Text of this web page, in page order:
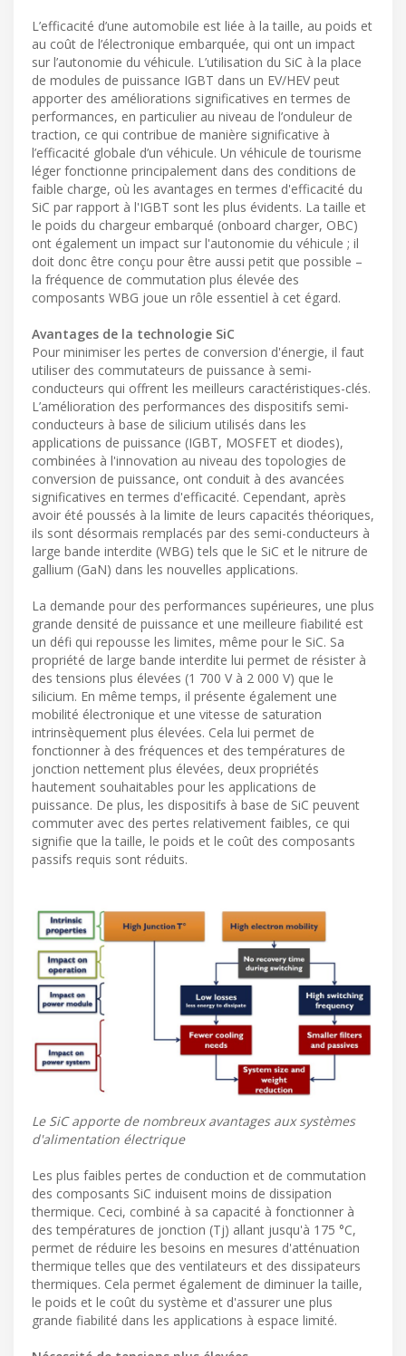
L’efficacité d’une automobile est liée à la taille, au poids et
au coût de l’électronique embarquée, qui ont un impact
sur l’autonomie du véhicule. L’utilisation du SiC à la place
de modules de puissance IGBT dans un EV/HEV peut
apporter des améliorations significatives en termes de
performances, en particulier au niveau de l’onduleur de
traction, ce qui contribue de manière significative à
l’efficacité globale d’un véhicule. Un véhicule de tourisme
léger fonctionne principalement dans des conditions de
faible charge, où les avantages en termes d'efficacité du
SiC par rapport à l'IGBT sont les plus évidents. La taille et
le poids du chargeur embarqué (onboard charger, OBC)
ont également un impact sur l'autonomie du véhicule ; il
doit donc être conçu pour être aussi petit que possible –
la fréquence de commutation plus élevée des
composants WBG joue un rôle essentiel à cet égard.
Avantages de la technologie SiC
Pour minimiser les pertes de conversion d'énergie, il faut
utiliser des commutateurs de puissance à semi-
conducteurs qui offrent les meilleurs caractéristiques-clés.
L’amélioration des performances des dispositifs semi-
conducteurs à base de silicium utilisés dans les
applications de puissance (IGBT, MOSFET et diodes),
combinées à l'innovation au niveau des topologies de
conversion de puissance, ont conduit à des avancées
significatives en termes d'efficacité. Cependant, après
avoir été poussés à la limite de leurs capacités théoriques,
ils sont désormais remplacés par des semi-conducteurs à
large bande interdite (WBG) tels que le SiC et le nitrure de
gallium (GaN) dans les nouvelles applications.
La demande pour des performances supérieures, une plus
grande densité de puissance et une meilleure fiabilité est
un défi qui repousse les limites, même pour le SiC. Sa
propriété de large bande interdite lui permet de résister à
des tensions plus élevées (1 700 V à 2 000 V) que le
silicium. En même temps, il présente également une
mobilité électronique et une vitesse de saturation
intrinsèquement plus élevées. Cela lui permet de
fonctionner à des fréquences et des températures de
jonction nettement plus élevées, deux propriétés
hautement souhaitables pour les applications de
puissance. De plus, les dispositifs à base de SiC peuvent
commuter avec des pertes relativement faibles, ce qui
signifie que la taille, le poids et le coût des composants
passifs requis sont réduits.
Le SiC apporte de nombreux avantages aux systèmes
d'alimentation électrique
Les plus faibles pertes de conduction et de commutation
des composants SiC induisent moins de dissipation
thermique. Ceci, combiné à sa capacité à fonctionner à
des températures de jonction (Tj) allant jusqu'à 175 °C,
permet de réduire les besoins en mesures d'atténuation
thermique telles que des ventilateurs et des dissipateurs
thermiques. Cela permet également de diminuer la taille,
le poids et le coût du système et d'assurer une plus
grande fiabilité dans les applications à espace limité.